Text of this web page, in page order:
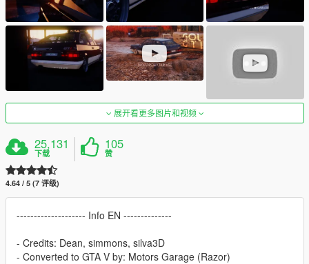
展开看更多图片和视频
25,131
下载
105
赞
4.64 / 5 (7 评级)
-------------------- Info EN --------------
- Credits: Dean, simmons, silva3D
- Converted to GTA V by: Motors Garage (Razor)